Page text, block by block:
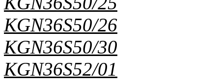
KGN36S50/26
KGN36S50/30
KGN36S52/01